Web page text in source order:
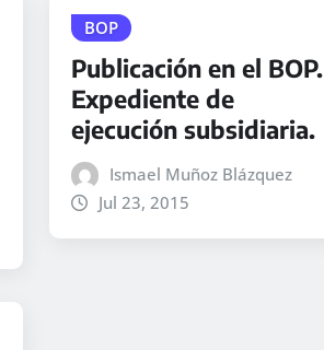
BOP
Publicación en el BOP.
Expediente de
ejecución subsidiaria.
Ismael Muñoz Blázquez
Jul 23, 2015